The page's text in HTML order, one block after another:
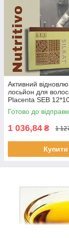
Активний
лосьйон для
Placenta SEB
Готово до
1 036,84 ₴ 1
Купити